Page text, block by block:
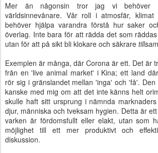
Mer än någonsin tror jag vi
världsinnevånare. Vår roll i atmosfär, klimat
behöver hjälpa varandra förstå hur saker
överlag. Inte bara för att rädda det som
utan för att på sikt bli klokare och säkrare
Exemplen är många, där Corona är ett. Det är
från en 'live animal market' i Kina; ett land
rör sig i gränslandet mellan 'inga' och 'få'.
kanske med mig om att det inte känns helt
skulle haft sitt ursprung i nämnda
djur, människa och tveksam hygien. Detta är
varken är fördomsfullt eller elakt, utan som
möjlighet till ett mer produktivt och
diskussion.